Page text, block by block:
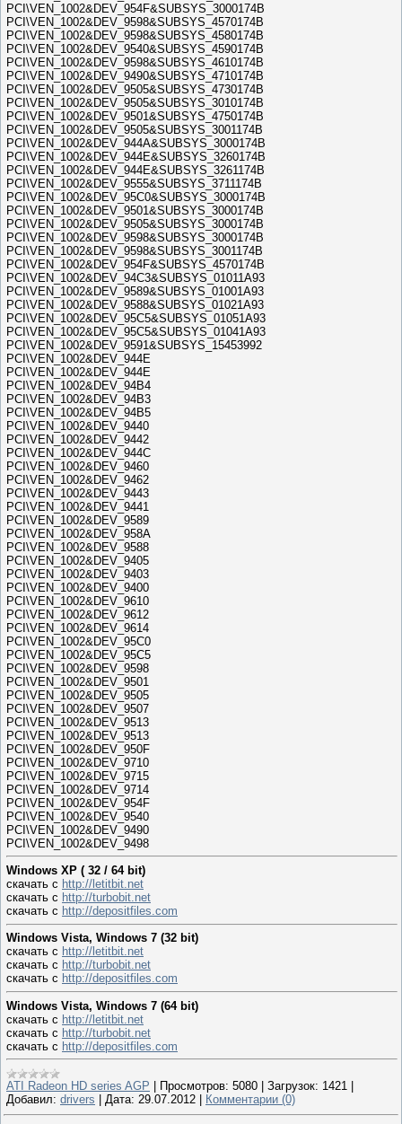
PCI\VEN_1002&DEV_954F&SUBSYS_3000174B
PCI\VEN_1002&DEV_9598&SUBSYS_4570174B
PCI\VEN_1002&DEV_9598&SUBSYS_4580174B
PCI\VEN_1002&DEV_9540&SUBSYS_4590174B
PCI\VEN_1002&DEV_9598&SUBSYS_4610174B
PCI\VEN_1002&DEV_9490&SUBSYS_4710174B
PCI\VEN_1002&DEV_9505&SUBSYS_4730174B
PCI\VEN_1002&DEV_9505&SUBSYS_3010174B
PCI\VEN_1002&DEV_9501&SUBSYS_4750174B
PCI\VEN_1002&DEV_9505&SUBSYS_3001174B
PCI\VEN_1002&DEV_944A&SUBSYS_3000174B
PCI\VEN_1002&DEV_944E&SUBSYS_3260174B
PCI\VEN_1002&DEV_944E&SUBSYS_3261174B
PCI\VEN_1002&DEV_9555&SUBSYS_3711174B
PCI\VEN_1002&DEV_95C0&SUBSYS_3000174B
PCI\VEN_1002&DEV_9501&SUBSYS_3000174B
PCI\VEN_1002&DEV_9505&SUBSYS_3000174B
PCI\VEN_1002&DEV_9598&SUBSYS_3000174B
PCI\VEN_1002&DEV_9598&SUBSYS_3001174B
PCI\VEN_1002&DEV_954F&SUBSYS_4570174B
PCI\VEN_1002&DEV_94C3&SUBSYS_01011A93
PCI\VEN_1002&DEV_9589&SUBSYS_01001A93
PCI\VEN_1002&DEV_9588&SUBSYS_01021A93
PCI\VEN_1002&DEV_95C5&SUBSYS_01051A93
PCI\VEN_1002&DEV_95C5&SUBSYS_01041A93
PCI\VEN_1002&DEV_9591&SUBSYS_15453992
PCI\VEN_1002&DEV_944E
PCI\VEN_1002&DEV_944E
PCI\VEN_1002&DEV_94B4
PCI\VEN_1002&DEV_94B3
PCI\VEN_1002&DEV_94B5
PCI\VEN_1002&DEV_9440
PCI\VEN_1002&DEV_9442
PCI\VEN_1002&DEV_944C
PCI\VEN_1002&DEV_9460
PCI\VEN_1002&DEV_9462
PCI\VEN_1002&DEV_9443
PCI\VEN_1002&DEV_9441
PCI\VEN_1002&DEV_9589
PCI\VEN_1002&DEV_958A
PCI\VEN_1002&DEV_9588
PCI\VEN_1002&DEV_9405
PCI\VEN_1002&DEV_9403
PCI\VEN_1002&DEV_9400
PCI\VEN_1002&DEV_9610
PCI\VEN_1002&DEV_9612
PCI\VEN_1002&DEV_9614
PCI\VEN_1002&DEV_95C0
PCI\VEN_1002&DEV_95C5
PCI\VEN_1002&DEV_9598
PCI\VEN_1002&DEV_9501
PCI\VEN_1002&DEV_9505
PCI\VEN_1002&DEV_9507
PCI\VEN_1002&DEV_9513
PCI\VEN_1002&DEV_9513
PCI\VEN_1002&DEV_950F
PCI\VEN_1002&DEV_9710
PCI\VEN_1002&DEV_9715
PCI\VEN_1002&DEV_9714
PCI\VEN_1002&DEV_954F
PCI\VEN_1002&DEV_9540
PCI\VEN_1002&DEV_9490
PCI\VEN_1002&DEV_9498
Windows XP ( 32 / 64 bit)
скачать с http://letitbit.net
скачать с http://turbobit.net
скачать с http://depositfiles.com
Windows Vista, Windows 7 (32 bit)
скачать с http://letitbit.net
скачать с http://turbobit.net
скачать с http://depositfiles.com
Windows Vista, Windows 7 (64 bit)
скачать с http://letitbit.net
скачать с http://turbobit.net
скачать с http://depositfiles.com
ATI Radeon HD series AGP Просмотров: 5080 Загрузок: 1421
Добавил: drivers Дата: 29.07.2012 Комментарии (0)